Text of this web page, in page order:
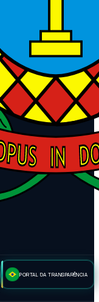
PORTAL DA TRANSPARÊNCIA